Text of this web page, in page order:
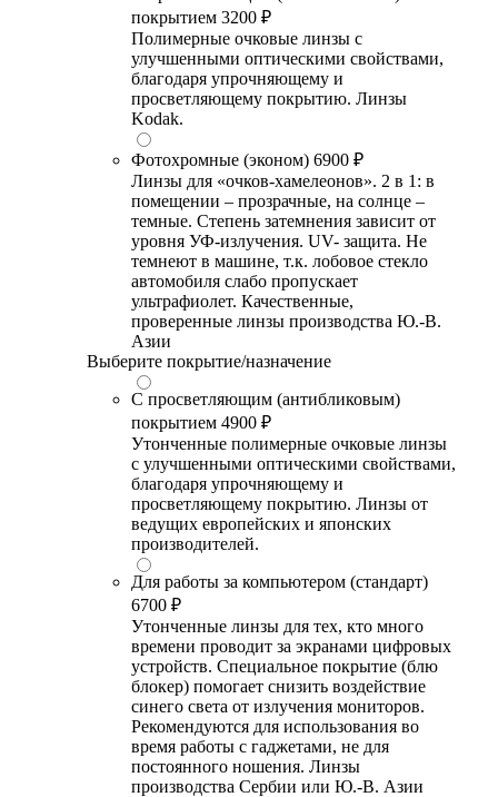
покрытием 3200 ₽
Полимерные очковые линзы с
улучшенными оптическими свойствами,
благодаря упрочняющему и
просветляющему покрытию. Линзы
Kodak.
Фотохромные (эконом) 6900 ₽
Линзы для «очков-хамелеонов». 2 в 1: в
помещении – прозрачные, на солнце –
темные. Степень затемнения зависит от
уровня УФ-излучения. UV- защита. Не
темнеют в машине, т.к. лобовое стекло
автомобиля слабо пропускает
ультрафиолет. Качественные,
проверенные линзы производства Ю.-В.
Азии
Выберите покрытие/назначение
С просветляющим (антибликовым)
покрытием 4900 ₽
Утонченные полимерные очковые линзы
с улучшенными оптическими свойствами,
благодаря упрочняющему и
просветляющему покрытию. Линзы от
ведущих европейских и японских
производителей.
Для работы за компьютером (стандарт)
6700 ₽
Утонченные линзы для тех, кто много
времени проводит за экранами цифровых
устройств. Специальное покрытие (блю
блокер) помогает снизить воздействие
синего света от излучения мониторов.
Рекомендуются для использования во
время работы с гаджетами, не для
постоянного ношения. Линзы
производства Сербии или Ю.-В. Азии